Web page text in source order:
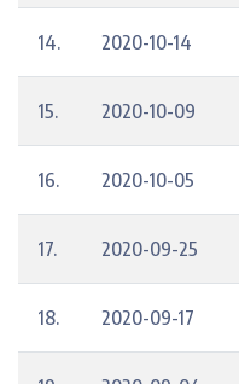
14. 2020-10-14
15. 2020-10-09
16. 2020-10-05
17. 2020-09-25
18. 2020-09-17